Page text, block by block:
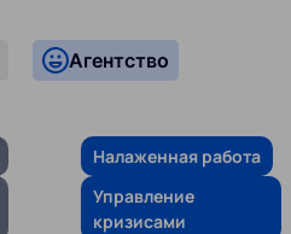
Агентство
Налаженная работа
Управление
кризисами